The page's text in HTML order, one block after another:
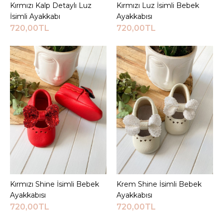
ALIŞVERIŞ LISTESINE EKLE
JEEYMI BABY
İsimli Bebek Ayakkabısı
720,00TL
Sepete Ekle
KARŞILAŞTIRMA LISTESINE EKLE
ALIŞVERIŞ LISTESINE EKLE
JEEYMI BABY
Gümüş Shine İsimli
Bebek Ayakkabısı
Sepete Ekle
Kırmızı Kalp Detaylı Luz
İsimli Ayakkabı
720,00TL
Sepete Ekle
Kırmızı Luz İsimli Bebek
Ayakkabısı
720,00TL
Sepete Ekle
Kırmızı Shine İsimli Bebek
Ayakkabısı
720,00TL
Sepete Ekle
Krem Shine İsimli Bebek
Ayakkabısı
720,00TL